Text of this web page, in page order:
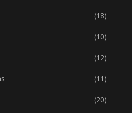
(18)
(10)
(12)
(11)
(20)